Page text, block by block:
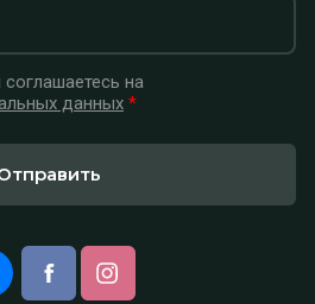
на
данных *